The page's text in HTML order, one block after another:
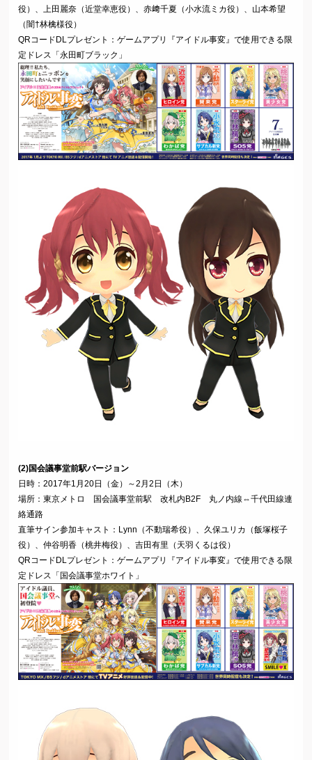
役）、上田麗奈（近堂幸恵役）、赤﨑千夏（小水流ミカ役）、山本希望
（闇†林檎様役）
QRコードDLプレゼント：ゲームアプリ『アイドル事変』で使用できる限
定ドレス「永田町ブラック」
(2)国会議事堂前駅バージョン
日時：2017年1月20日（金）～2月2日（木）
場所：東京メトロ 国会議事堂前駅 改札内B2F 丸ノ内線⇔千代田線連
絡通路
直筆サイン参加キャスト：Lynn（不動瑞希役）、久保ユリカ（飯塚桜子
役）、仲谷明香（桃井梅役）、吉田有里（天羽くるは役）
QRコードDLプレゼント：ゲームアプリ『アイドル事変』で使用できる限
定ドレス「国会議事堂ホワイト」